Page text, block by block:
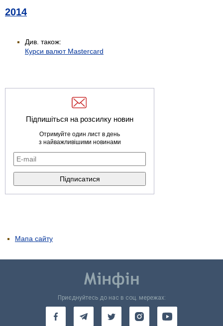
2014
Див. також:
Курси валют Mastercard
Підпишіться на розсилку новин
Отримуйте один лист в день
з найважливішими новинами
Мапа сайту
Приєднуйтесь до нас в соц. мережах: